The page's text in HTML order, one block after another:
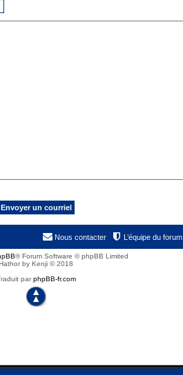
L’équipe du forum
Nous contacter
® Forum Software © phpBB Limited
by Kenji © 2018
parphpBB-fr.com